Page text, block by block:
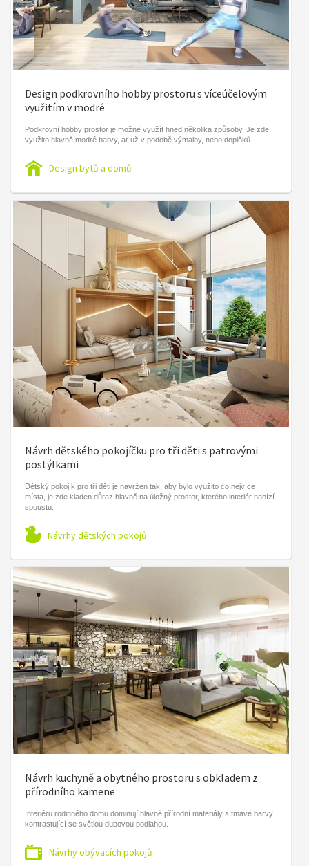
Design podkrovního hobby prostoru s víceúčelovým
využitím v modré
Podkrovní hobby prostor je možné využít hned několika způsoby. Je zde
využito hlavně modré barvy, ať už v podobě výmalby, nebo doplňků.
Design bytů a domů
Návrh dětského pokojíčku pro tři děti s patrovými
postýlkami
Dětský pokojík pro tři děti je navržen tak, aby bylo využito co nejvíce
místa, je zde kladen důraz hlavně na úložný prostor, kterého interiér nabízí
spoustu.
Návrhy dětských pokojů
Návrh kuchyně a obytného prostoru s obkladem z
přírodního kamene
Interiéru rodinného domu dominují hlavně přírodní materiály s tmavé barvy
kontrastující se světlou dubovou podlahou.
Návrhy obývacích pokojů